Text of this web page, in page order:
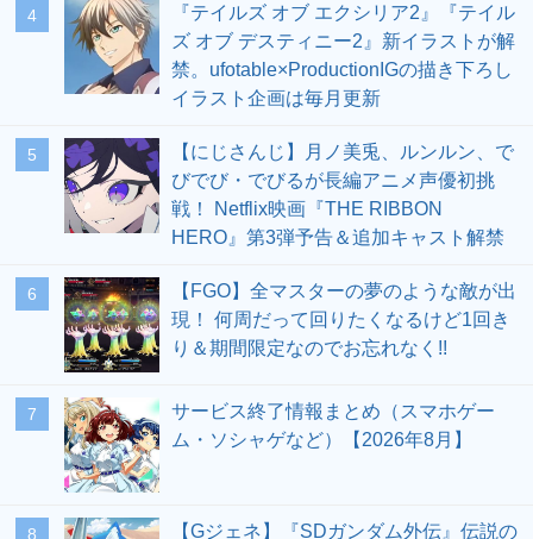
4
『テイルズ オブ エクシリア2』『テイル
ズ オブ デスティニー2』新イラストが解
禁。ufotable×ProductionIGの描き下ろし
イラスト企画は毎月更新
5
【にじさんじ】月ノ美兎、ルンルン、で
びでび・でびるが長編アニメ声優初挑
戦！ Netflix映画『THE RIBBON
HERO』第3弾予告＆追加キャスト解禁
6
【FGO】全マスターの夢のような敵が出
現！ 何周だって回りたくなるけど1回き
り＆期間限定なのでお忘れなく!!
7
サービス終了情報まとめ（スマホゲー
ム・ソシャゲなど）【2026年8月】
8 【Gジェネ】『SDガンダム外伝』伝説の